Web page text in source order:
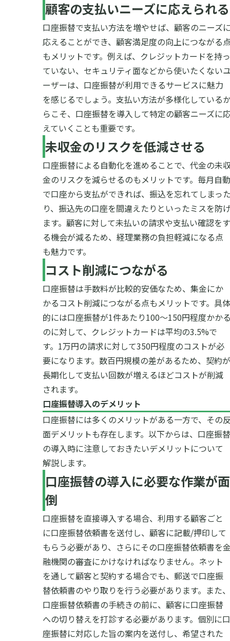
顧客の支払いニーズに応えられる
口座振替で支払い方法を増やせば、顧客のニーズ
応えることができ、顧客満足度の向上につながる
もメリットです。例えば、クレジットカードを持っ
ていない、セキュリティ面などから使いたくない
ーザーは、口座振替が利用できるサービスに魅力
を感じるでしょう。支払い方法が多様化している
らこそ、口座振替を導入して特定の顧客ニーズに
えていくことも重要です。
未収金のリスクを低減させる
口座振替による自動化を進めることで、代金の未
金のリスクを減らせるのもメリットです。毎月自動
で口座から支払ができれば、振込を忘れてしまっ
り、振込先の口座を間違えたりといったミスを防
ます。顧客に対して未払いの請求や支払い確認をす
る機会が減るため、経理業務の負担軽減になる点
も魅力です。
コスト削減につながる
口座振替は手数料が比較的安価なため、集金にか
かるコスト削減につながる点もメリットです。具体
的には口座振替が1件あたり100〜150円程度かか
のに対して、クレジットカードは平均の3.5%で
す。1万円の請求に対して350円程度のコストが必
要になります。数百円規模の差があるため、契約が
長期化して支払い回数が増えるほどコストが削減
されます。
口座振替導入のデメリット
口座振替には多くのメリットがある一方で、その
面デメリットも存在します。以下からは、口座振替
の導入時に注意しておきたいデメリットについて
解説します。
口座振替の導入に必要な作業が面
倒
口座振替を直接導入する場合、利用する顧客ごと
に口座振替依頼書を送付し、顧客に記載/押印して
もらう必要があり、さらにその口座振替依頼書を
融機関の審査にかけなければなりません。ネット
を通して顧客と契約する場合でも、郵送で口座振
替依頼書のやり取りを行う必要があります。また、
口座振替依頼書の手続きの前に、顧客に口座振替
への切り替えを打診する必要があります。個別に口
座振替に対応した旨の案内を送付し、希望された